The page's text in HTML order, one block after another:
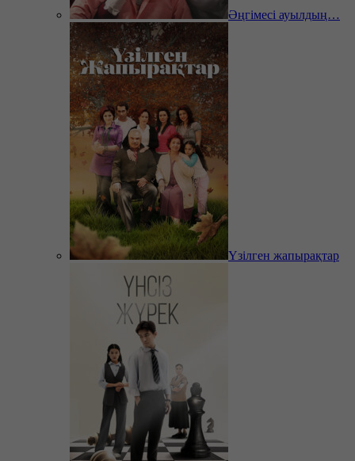
Әңгімесі ауылдың…
Үзілген жапырақтар